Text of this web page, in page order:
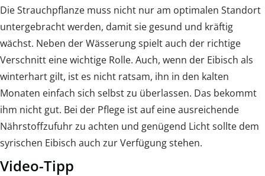
Die Strauchpflanze muss nicht nur am optimalen Standort
untergebracht werden, damit sie gesund und kräftig
wächst. Neben der Wässerung spielt auch der richtige
Verschnitt eine wichtige Rolle. Auch, wenn der Eibisch als
winterhart gilt, ist es nicht ratsam, ihn in den kalten
Monaten einfach sich selbst zu überlassen. Das bekommt
ihm nicht gut. Bei der Pflege ist auf eine ausreichende
Nährstoffzufuhr zu achten und genügend Licht sollte dem
syrischen Eibisch auch zur Verfügung stehen.
Video-Tipp